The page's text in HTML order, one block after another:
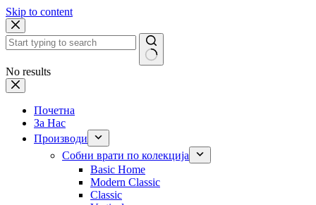
Skip to content
No results
Почетна
За Нас
Производи
Собни врати по колекција
Basic Home
Modern Classic
Classic